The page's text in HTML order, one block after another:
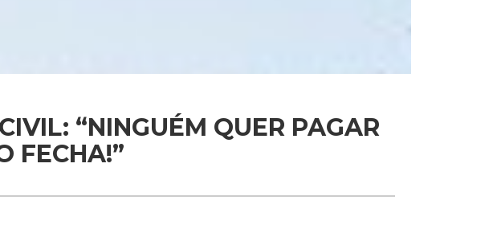
“NINGUÉM QUER PAGAR
FECHA!”